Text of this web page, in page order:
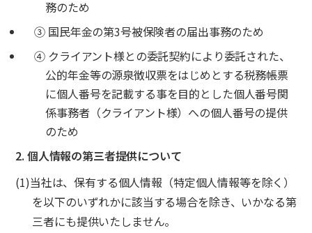
務のため
③ 国民年金の第3号被保険者の届出事務のため
④ クライアント様との委託契約により委託された、
公的年金等の源泉徴収票をはじめとする税務帳票
に個人番号を記載する事を目的とした個人番号関
係事務者（クライアント様）への個人番号の提供
のため
2. 個人情報の第三者提供について
(1)当社は、保有する個人情報（特定個人情報等を除く）
を以下のいずれかに該当する場合を除き、いかなる第
三者にも提供いたしません。